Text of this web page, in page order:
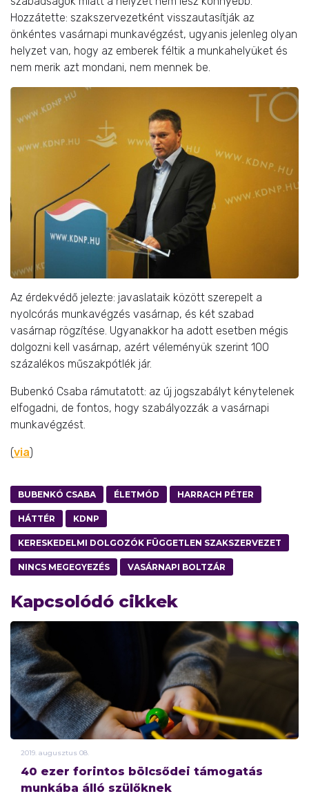
Hozzátette: szakszervezetként visszautasítják az
önkéntes vasárnapi munkavégzést, ugyanis jelenleg olyan
helyzet van, hogy az emberek féltik a munkahelyüket és
nem merik azt mondani, nem mennek be.
Az érdekvédő jelezte: javaslataik között szerepelt a
nyolcórás munkavégzés vasárnap, és két szabad
vasárnap rögzítése. Ugyanakkor ha adott esetben mégis
dolgozni kell vasárnap, azért véleményük szerint 100
százalékos műszakpótlék jár.
Bubenkó Csaba rámutatott: az új jogszabályt kénytelenek
elfogadni, de fontos, hogy szabályozzák a vasárnapi
munkavégzést.
(via)
BUBENKÓ CSABA ÉLETMÓD HARRACH PÉTER
HÁTTÉR KDNP
KERESKEDELMI DOLGOZÓK FÜGGETLEN SZAKSZERVEZET
NINCS MEGEGYEZÉS VASÁRNAPI BOLTZÁR
Kapcsolódó cikkek
2019. augusztus 08.
40 ezer forintos bölcsődei támogatás
munkába álló szülőknek